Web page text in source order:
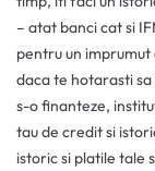
– atat banci cat si
pentru un
daca te hotarasti
s-o finanteze,
tau de credit si
istoric si platile tale